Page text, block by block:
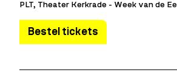
PLT, Theater Kerkrade - Week van de
Bestel tickets